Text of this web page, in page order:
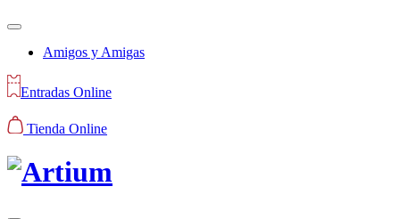
Amigos y Amigas
Entradas Online
Tienda Online